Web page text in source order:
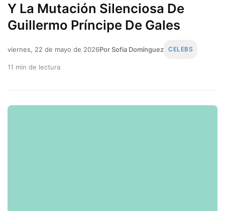
Y La Mutación Silenciosa De
Guillermo Príncipe De Gales
viernes, 22 de mayo de 2026Por Sofía Domínguez CELEBS
11 min de lectura